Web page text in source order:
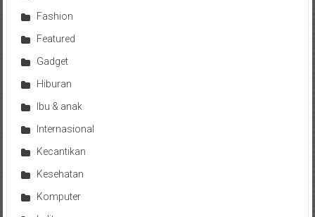
Fashion
Featured
Gadget
Hiburan
Ibu & anak
Internasional
Kecantikan
Kesehatan
Komputer